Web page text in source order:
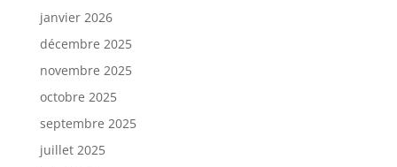
janvier 2026
décembre 2025
novembre 2025
octobre 2025
septembre 2025
juillet 2025